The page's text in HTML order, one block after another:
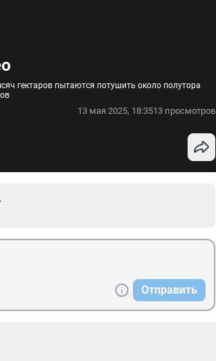
гектаров пытаются потушить около полутора
13 мая 2025, 18:3513 просмотров
Отправить